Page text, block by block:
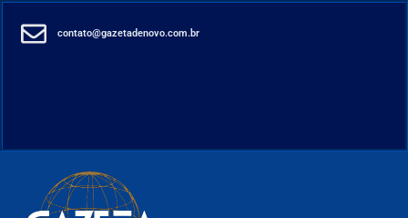
contato@gazetadenovo.com.br